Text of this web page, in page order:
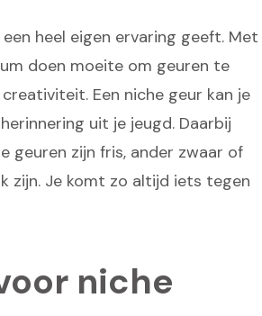
heel eigen ervaring geeft. Met
doen moeite om geuren te
Een niche geur kan je
uit je jeugd. Daarbij
geuren zijn fris, ander zwaar of
zijn. Je komt zo altijd iets tegen
niche